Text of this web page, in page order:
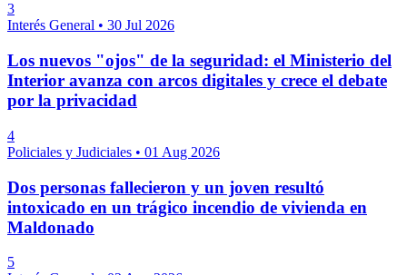
3
Interés General • 30 Jul 2026
Los nuevos "ojos" de la seguridad: el Ministerio del
Interior avanza con arcos digitales y crece el debate
por la privacidad
4
Policiales y Judiciales • 01 Aug 2026
Dos personas fallecieron y un joven resultó
intoxicado en un trágico incendio de vivienda en
Maldonado
5